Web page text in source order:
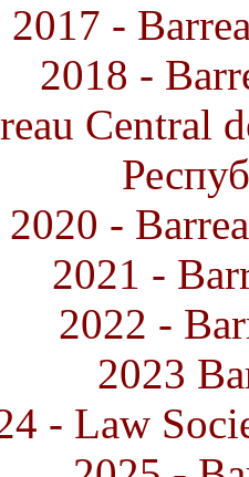
2017 -
2018 -
Central
2020 -
2021 -
2022 -
2023
- Law